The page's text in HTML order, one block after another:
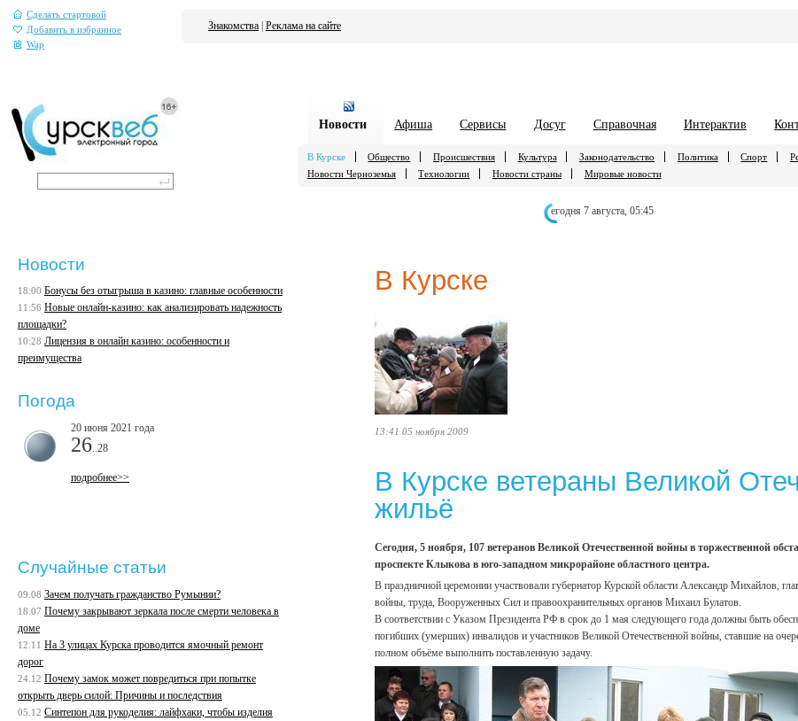
Сделать стартовой
Добавить в избранное
Wap
Знакомства Реклама на сайте
Новости Афиша Сервисы Досуг Справочная Интерактив
В Курске Общество Происшествия Культура Законодательство Политика Спорт
Новости Черноземья
Технологии Новости страны Мировые новости
егодня 7 августа, 05:45
В Курске
13:41 05 ноября 2009
В Курске ветераны Великой
жильё
Сегодня, 5 ноября, 107 ветеранов Великой Отечественной войны в торжественной
проспекте Клыкова в юго-западном микрорайоне областного центра.
В праздничной церемонии участвовали губернатор Курской области Александр Михайлов,
войны, труда, Вооруженных Сил и правоохранительных органов Михаил Булатов.
В соответствии с Указом Президента РФ в срок до 1 мая следующего года должны быть
погибших (умерших) инвалидов и участников Великой Отечественной войны, ставшие на
полном объёме выполнить поставленную задачу.
Новости
18:00 Бонусы без отыгрыша в казино: главные особенности
11:56 Новые онлайн-казино: как анализировать надежность
площадки?
10:28 Лицензия в онлайн казино: особенности и
преимущества
Погода
20 июня 2021 года
26 ..28
подробнее>>
Случайные статьи
09.08 Зачем получать гражданство Румынии?
18.07 Почему закрывают зеркала после смерти человека в
доме
12.11 На 3 улицах Курска проводится ямочный ремонт
дорог
24.12 Почему замок может повредиться при попытке
открыть дверь силой: Причины и последствия
05.12 Синтепон для рукоделия: лайфхаки, чтобы изделия